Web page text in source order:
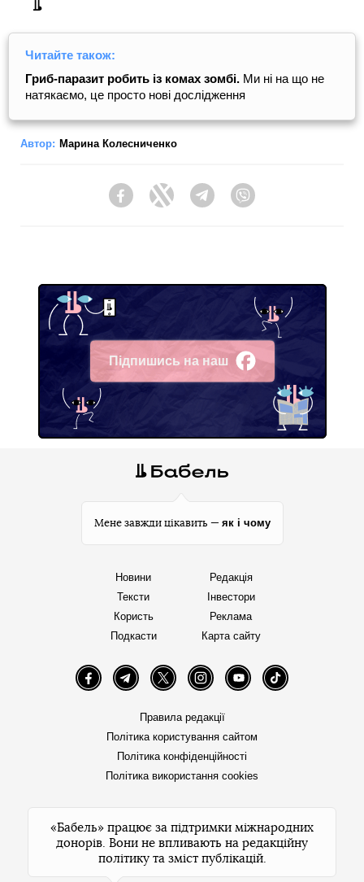
Читайте також:
Гриб-паразит робить із комах зомбі. Ми ні на що не
натякаємо, це просто нові дослідження
Автор: Марина Колесниченко
FacebookTwitter Telegram
Підпишись на наш
Facebook
Мене завжди цікавить — як і чому
Новини
Тексти
Користь
Подкасти
Редакція
Інвестори
Реклама
Карта сайту
FacebookTelegramTwitter InstagramYouTube TikTok
Правила редакції
Політика користування сайтом
Політика конфіденційності
Політика використання cookies
«Бабель» працює за підтримки міжнародних
донорів. Вони не впливають на редакційну
політику та зміст публікацій.